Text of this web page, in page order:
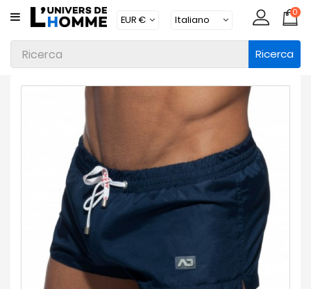
CATEGORIA
Intimo
Abbigliamento
0
Ricerca